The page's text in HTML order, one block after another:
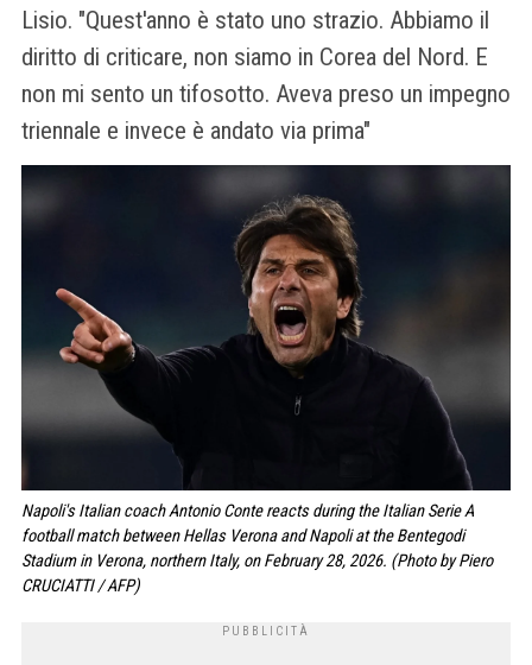
Lisio. "Quest'anno è stato uno strazio. Abbiamo il
diritto di criticare, non siamo in Corea del Nord. E
non mi sento un tifosotto. Aveva preso un impegno
triennale e invece è andato via prima"
Napoli's Italian coach Antonio Conte reacts during the Italian Serie A
football match between Hellas Verona and Napoli at the Bentegodi
Stadium in Verona, northern Italy, on February 28, 2026. (Photo by Piero
CRUCIATTI / AFP)